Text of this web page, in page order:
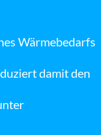
Wärmebedarfs
damit den